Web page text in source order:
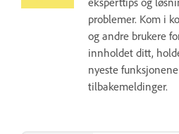
problemer. Kom i
og andre brukere
innholdet ditt,
nyeste
tilbakemeldinger.